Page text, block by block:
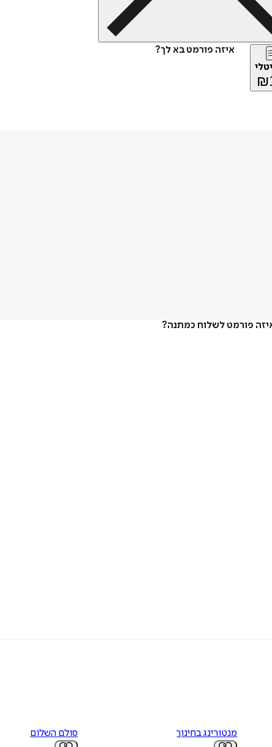
איזה פורמט בא לך?
₪
פורמט לשלוח כמתנה?
מנטורינג בחינוך סולם השלום